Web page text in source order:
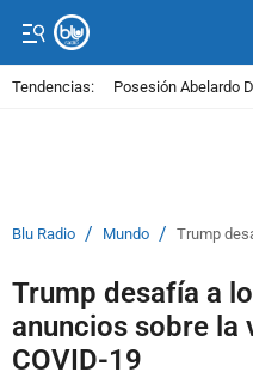
Tendencias: Posesión Abelardo
Blu Radio / Mundo / Trump
Trump desafía a
anuncios sobre la
COVID-19